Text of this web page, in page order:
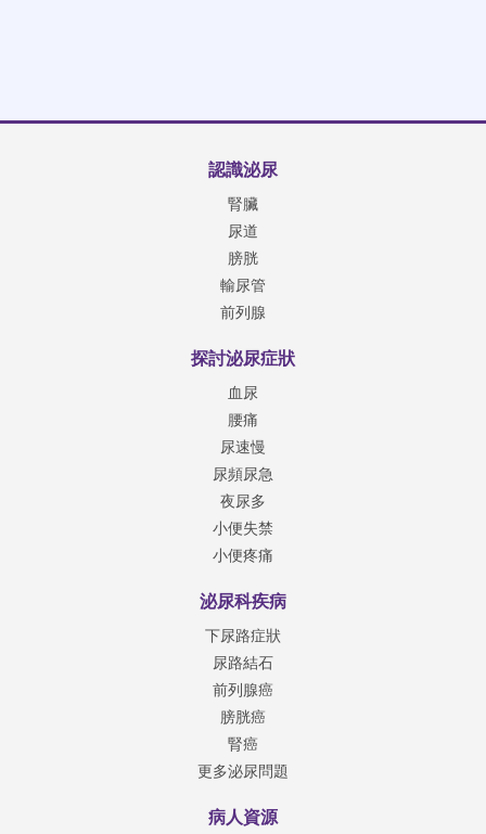
認識泌尿
腎臟
尿道
膀胱
輸尿管
前列腺
探討泌尿症狀
血尿
腰痛
尿速慢
尿頻尿急
夜尿多
小便失禁
小便疼痛
泌尿科疾病
下尿路症狀
尿路結石
前列腺癌
膀胱癌
腎癌
更多泌尿問題
病人資源